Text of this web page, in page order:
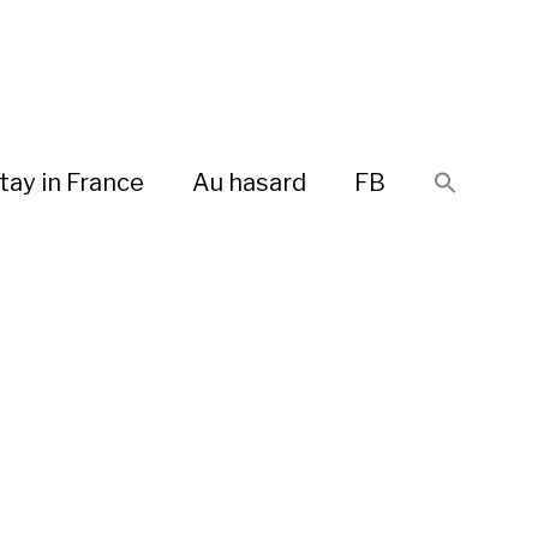
in France Au hasard FB